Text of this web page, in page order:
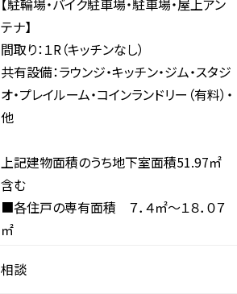
テナ】
間取り：１R（キッチンなし）
共有設備：ラウンジ・キッチン・ジム・スタジ
オ・プレイルーム・コインランドリー（有料）・
他
上記建物面積のうち地下室面積51.97㎡
含む
■各住戸の専有面積 ７．４㎡～１８．０７
㎡
相談